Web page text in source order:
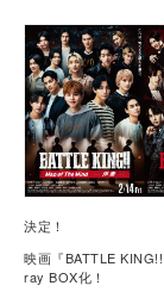
決定！
映画『BATTLE
ray BOX化！